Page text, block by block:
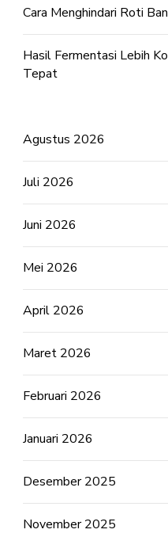
Cara Menghindari Roti
Hasil Fermentasi Lebih
Tepat
Agustus 2026
Juli 2026
Juni 2026
Mei 2026
April 2026
Maret 2026
Februari 2026
Januari 2026
Desember 2025
November 2025